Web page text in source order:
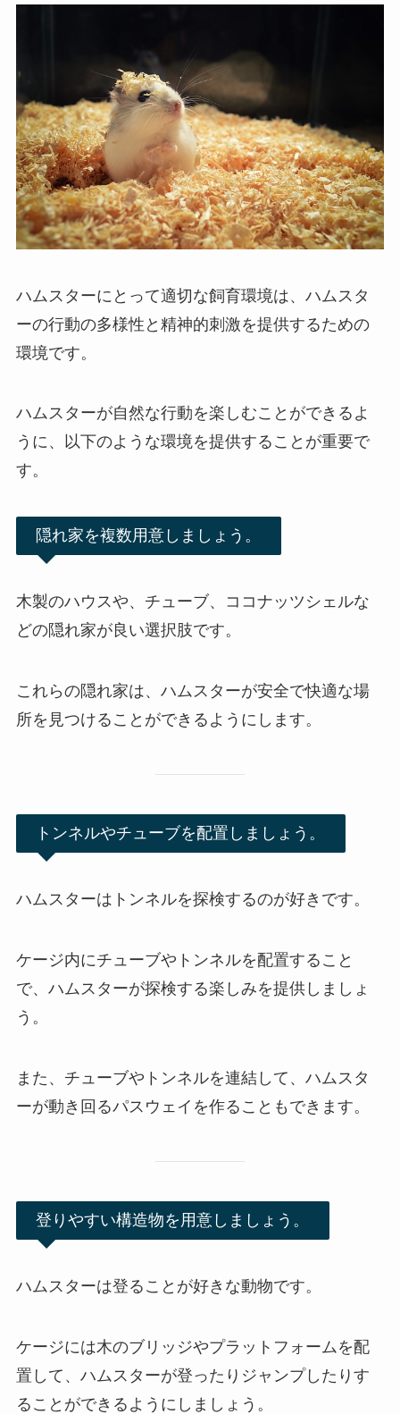
ハムスターにとって適切な飼育環境は、ハムスタ
ーの行動の多様性と精神的刺激を提供するための
環境です。
ハムスターが自然な行動を楽しむことができるよ
うに、以下のような環境を提供することが重要で
す。
隠れ家を複数用意しましょう。
木製のハウスや、チューブ、ココナッツシェルな
どの隠れ家が良い選択肢です。
これらの隠れ家は、ハムスターが安全で快適な場
所を見つけることができるようにします。
トンネルやチューブを配置しましょう。
ハムスターはトンネルを探検するのが好きです。
ケージ内にチューブやトンネルを配置すること
で、ハムスターが探検する楽しみを提供しましょ
う。
また、チューブやトンネルを連結して、ハムスタ
ーが動き回るパスウェイを作ることもできます。
登りやすい構造物を用意しましょう。
ハムスターは登ることが好きな動物です。
ケージには木のブリッジやプラットフォームを配
置して、ハムスターが登ったりジャンプしたりす
ることができるようにしましょう。